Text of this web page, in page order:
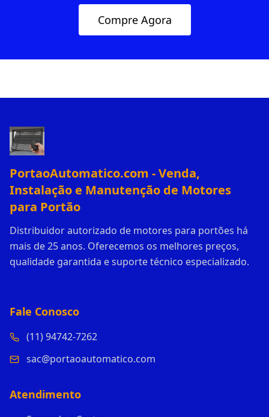
Compre Agora
PortaoAutomatico.com - Venda,
Instalação e Manutenção de Motores
para Portão
Distribuidor autorizado de motores para portões há
mais de 25 anos. Oferecemos os melhores preços,
qualidade garantida e suporte técnico especializado.
Fale Conosco
(11) 94742-7262
sac@portaoautomatico.com
Atendimento